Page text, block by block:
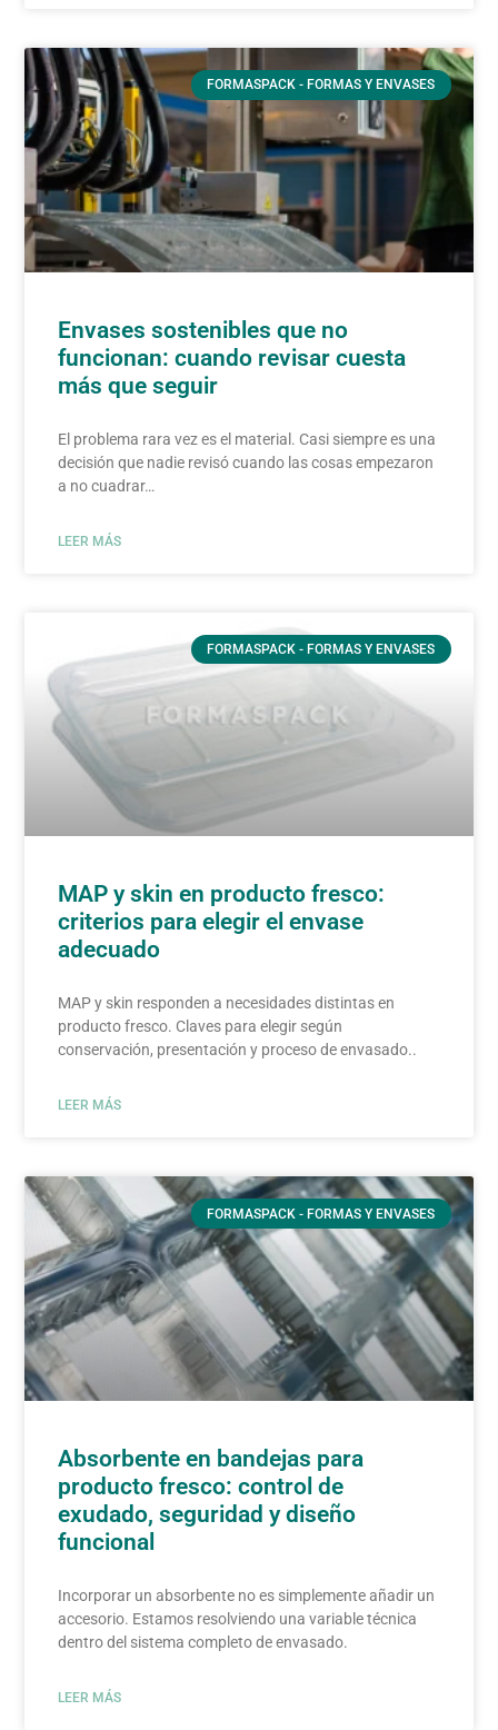
FORMASPACK - FORMAS Y ENVASES
Envases sostenibles que no
funcionan: cuando revisar cuesta
más que seguir
El problema rara vez es el material. Casi siempre es una
decisión que nadie revisó cuando las cosas empezaron
a no cuadrar…
LEER MÁS
FORMASPACK - FORMAS Y ENVASES
MAP y skin en producto fresco:
criterios para elegir el envase
adecuado
MAP y skin responden a necesidades distintas en
producto fresco. Claves para elegir según
conservación, presentación y proceso de envasado..
LEER MÁS
FORMASPACK - FORMAS Y ENVASES
Absorbente en bandejas para
producto fresco: control de
exudado, seguridad y diseño
funcional
Incorporar un absorbente no es simplemente añadir un
accesorio. Estamos resolviendo una variable técnica
dentro del sistema completo de envasado.
LEER MÁS